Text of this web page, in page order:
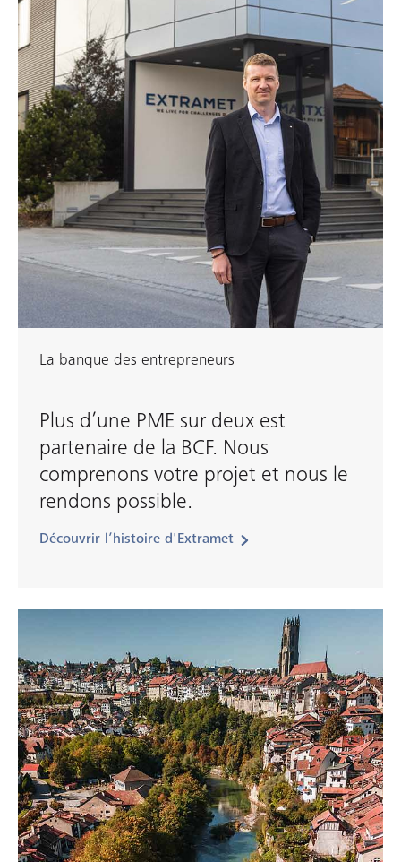
La banque des entrepreneurs
Plus d’une PME sur deux est
partenaire de la BCF. Nous
comprenons votre projet et nous le
rendons possible.
Découvrir l’histoire d'Extramet